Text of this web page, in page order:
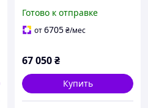
вместимость 160 л
Готово к отправке
от6705₴/мес
67 050₴
Купить